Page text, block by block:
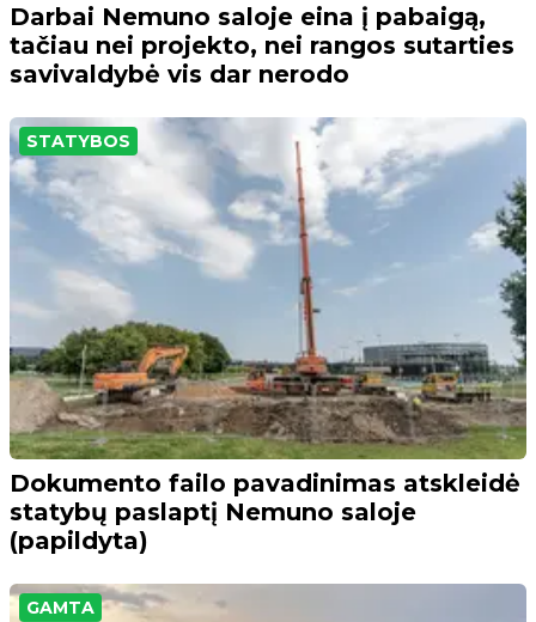
Darbai Nemuno saloje eina į pabaigą,
tačiau nei projekto, nei rangos sutarties
savivaldybė vis dar nerodo
STATYBOS
Dokumento failo pavadinimas atskleidė
statybų paslaptį Nemuno saloje
(papildyta)
GAMTA